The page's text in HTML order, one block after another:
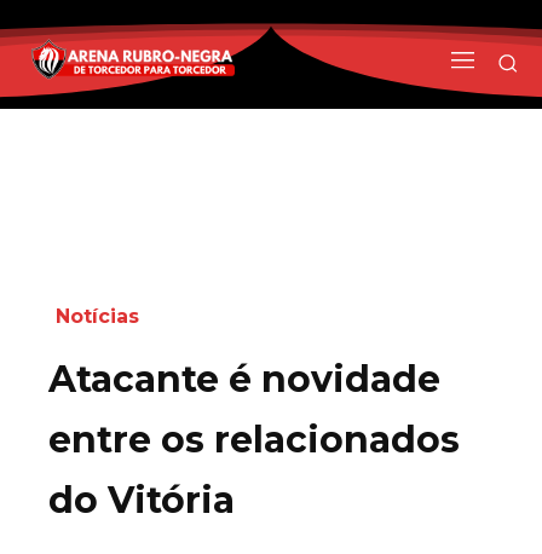
Notícias
Atacante é novidade
entre os relacionados
do Vitória